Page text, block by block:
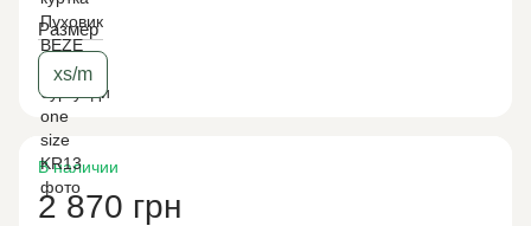
Размер
xs/m
В наличии
2 870 грн